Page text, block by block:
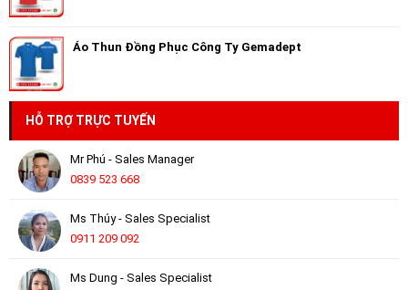
Áo Thun Đồng Phục Công Ty Gemadept
HỖ TRỢ TRỰC TUYẾN
Mr Phú - Sales Manager
0839 523 668
Ms Thúy - Sales Specialist
0911 209 092
Ms Dung - Sales Specialist